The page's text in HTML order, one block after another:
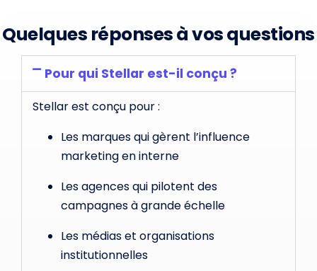
Quelques réponses à vos questions
Pour qui Stellar est-il conçu ?
Stellar est conçu pour :
Les marques qui gèrent l’influence
marketing en interne
Les agences qui pilotent des
campagnes à grande échelle
Les médias et organisations
institutionnelles